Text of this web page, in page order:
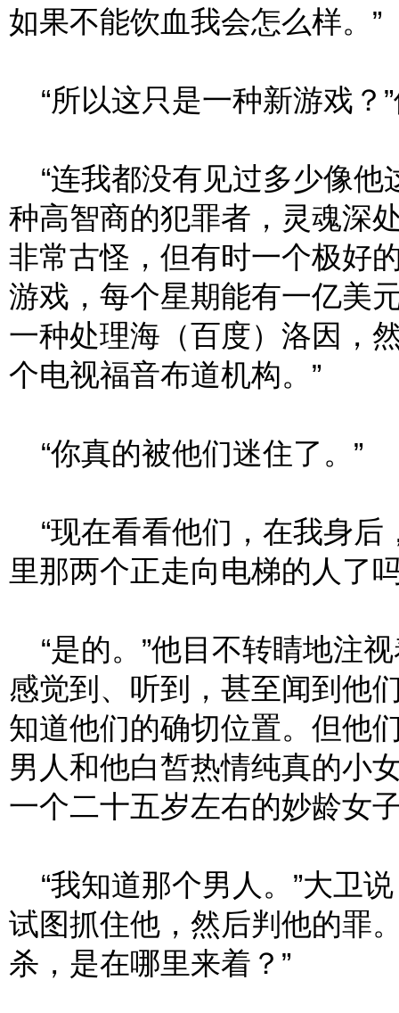
如果不能饮血我会怎么样。”
“所以这只是一种新游戏？
“连我都没有见过多少像他
种高智商的犯罪者，灵魂深
非常古怪，但有时一个极好
游戏，每个星期能有一亿美
一种处理海（百度）洛因，
个电视福音布道机构。”
“你真的被他们迷住了。”
“现在看看他们，在我身后
里那两个正走向电梯的人了
“是的。”他目不转睛地注
感觉到、听到，甚至闻到他
知道他们的确切位置。但他
男人和他白皙热情纯真的
一个二十五岁左右的妙龄女
“我知道那个男人。”大卫
试图抓住他，然后判他的罪
杀，是在哪里来着？”